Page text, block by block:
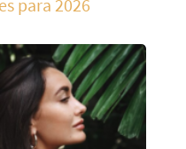
para 2026